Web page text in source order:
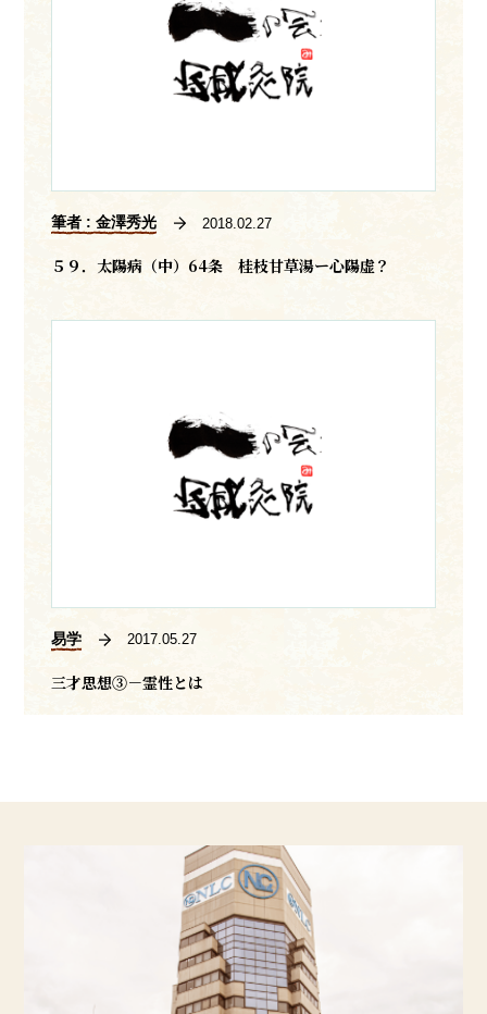
筆者 : 金澤秀光 2018.02.27
５９．太陽病（中）64条 桂枝甘草湯ー心陽虚？
易学 2017.05.27
三才思想③－霊性とは